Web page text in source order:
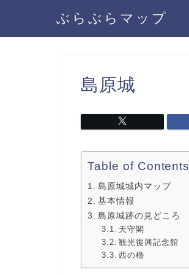
ぶらぶらマップ
島原城
Table of Contents
島原城城内マップ
基本情報
島原城跡の見どころ
天守閣
観光復興記念館
西の櫓